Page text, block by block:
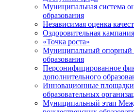
Муниципальная система
образования
Независимая оценка
Оздоровительная кампания
«Точка роста»
Муниципальный опорный
образования
Персонифицированное
дополнительного
Инновационные площадки
образовательных
Муниципальный этап